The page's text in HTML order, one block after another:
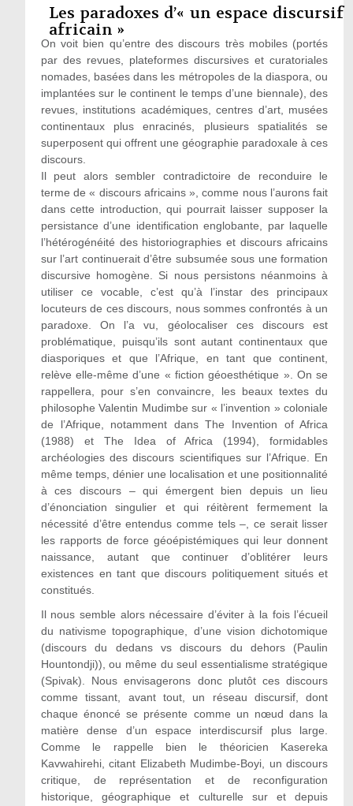
Les paradoxes d’« un espace discursif
africain »
On voit bien qu’entre des discours très mobiles (portés
par des revues, plateformes discursives et curatoriales
nomades, basées dans les métropoles de la diaspora, ou
implantées sur le continent le temps d’une biennale), des
revues, institutions académiques, centres d’art, musées
continentaux plus enracinés, plusieurs spatialités se
superposent qui offrent une géographie paradoxale à ces
discours.
Il peut alors sembler contradictoire de reconduire le
terme de « discours africains », comme nous l’aurons fait
dans cette introduction, qui pourrait laisser supposer la
persistance d’une identification englobante, par laquelle
l’hétérogénéité des historiographies et discours africains
sur l’art continuerait d’être subsumée sous une formation
discursive homogène. Si nous persistons néanmoins à
utiliser ce vocable, c’est qu’à l’instar des principaux
locuteurs de ces discours, nous sommes confrontés à un
paradoxe. On l’a vu, géolocaliser ces discours est
problématique, puisqu’ils sont autant continentaux que
diasporiques et que l’Afrique, en tant que continent,
relève elle-même d’une « fiction géoesthétique ». On se
rappellera, pour s’en convaincre, les beaux textes du
philosophe Valentin Mudimbe sur « l’invention » coloniale
de l’Afrique, notamment dans The Invention of Africa
(1988) et The Idea of Africa (1994), formidables
archéologies des discours scientifiques sur l’Afrique. En
même temps, dénier une localisation et une positionnalité
à ces discours – qui émergent bien depuis un lieu
d’énonciation singulier et qui réitèrent fermement la
nécessité d’être entendus comme tels –, ce serait lisser
les rapports de force géoépistémiques qui leur donnent
naissance, autant que continuer d’oblitérer leurs
existences en tant que discours politiquement situés et
constitués.
Il nous semble alors nécessaire d’éviter à la fois l’écueil
du nativisme topographique, d’une vision dichotomique
(discours du dedans vs discours du dehors (Paulin
Hountondji)), ou même du seul essentialisme stratégique
(Spivak). Nous envisagerons donc plutôt ces discours
comme tissant, avant tout, un réseau discursif, dont
chaque énoncé se présente comme un nœud dans la
matière dense d’un espace interdiscursif plus large.
Comme le rappelle bien le théoricien Kasereka
Kavwahirehi, citant Elizabeth Mudimbe-Boyi, un discours
critique, de représentation et de reconfiguration
historique, géographique et culturelle sur et depuis